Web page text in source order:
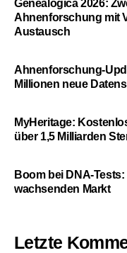
Genealogica 2026:
Ahnenforschung mit
Austausch
Ahnenforschung-
Millionen neue
MyHeritage:
über 1,5 Milliarden
Boom bei DNA-
wachsenden Markt
Letzte